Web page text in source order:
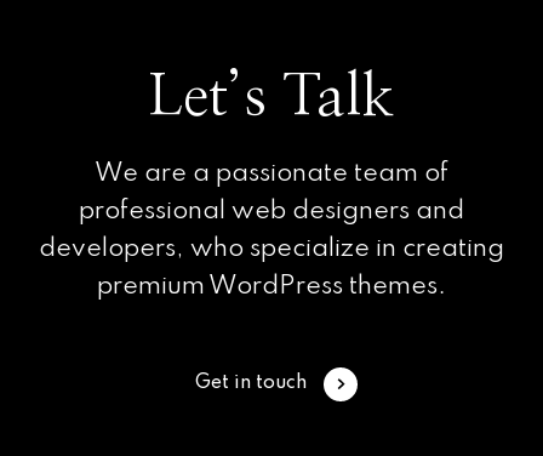
Let’s Talk
We are a passionate team of
professional web designers and
developers, who specialize in creating
premium WordPress themes.
Get in touch